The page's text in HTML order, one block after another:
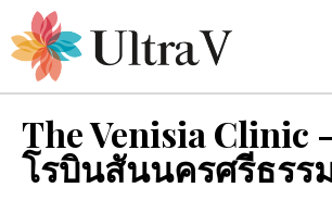
The Venisia Clinic
โรบินสันนครศรีธรร